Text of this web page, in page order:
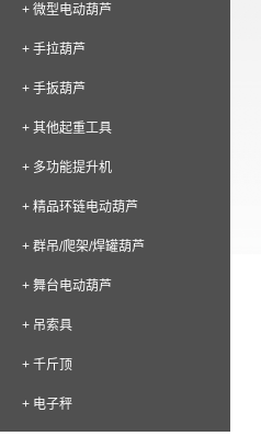
+ 微型电动葫芦
+ 手拉葫芦
+ 手扳葫芦
+ 其他起重工具
+ 多功能提升机
+ 精品环链电动葫芦
+ 群吊/爬架/焊罐葫芦
+ 舞台电动葫芦
+ 吊索具
+ 千斤顶
+ 电子秤